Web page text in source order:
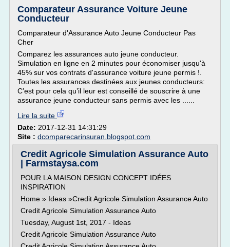
Comparateur Assurance Voiture Jeune
Conducteur
Comparateur d'Assurance Auto Jeune Conducteur Pas
Cher
Comparez les assurances auto jeune conducteur.
Simulation en ligne en 2 minutes pour économiser jusqu'à
45% sur vos contrats d'assurance voiture jeune permis !.
Toutes les assurances destinées aux jeunes conducteurs:
C’est pour cela qu’il leur est conseillé de souscrire à une
assurance jeune conducteur sans permis avec les ......
Lire la suite
Date: 2017-12-31 14:31:29
Site : dcomparecarinsuran.blogspot.com
Credit Agricole Simulation Assurance Auto
| Farmstaysa.com
POUR LA MAISON DESIGN CONCEPT IDÉES
INSPIRATION
Home » Ideas »Credit Agricole Simulation Assurance Auto
Credit Agricole Simulation Assurance Auto
Tuesday, August 1st, 2017 - Ideas
Credit Agricole Simulation Assurance Auto